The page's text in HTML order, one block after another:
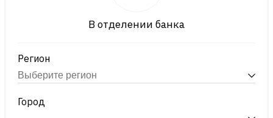
В отделении банка
Регион
Город